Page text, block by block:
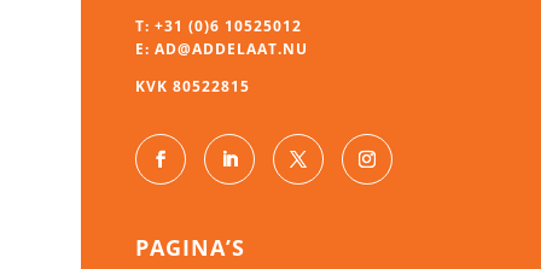
T: +31 (0)6 10525012
E: AD@ADDELAAT.NU
KVK 80522815
PAGINA’S